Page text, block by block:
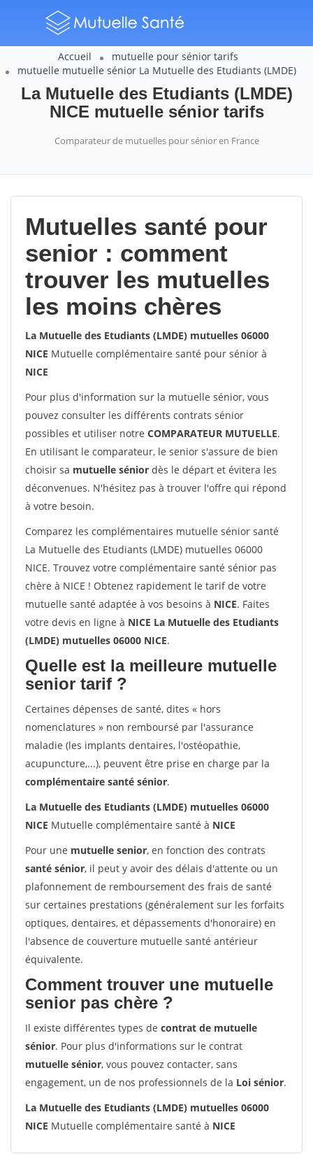
Accueil
mutuelle pour sénior tarifs
mutuelle mutuelle sénior La Mutuelle des Etudiants (LMDE)
La Mutuelle des Etudiants (LMDE)
NICE mutuelle sénior tarifs
Comparateur de mutuelles pour sénior en France
Mutuelles santé pour
senior : comment
trouver les mutuelles
les moins chères
La Mutuelle des Etudiants (LMDE) mutuelles 06000
NICE Mutuelle complémentaire santé pour sénior à
NICE
Pour plus d'information sur la mutuelle sénior, vous
pouvez consulter les différents contrats sénior
possibles et utiliser notre COMPARATEUR MUTUELLE.
En utilisant le comparateur, le senior s'assure de bien
choisir sa mutuelle sénior dès le départ et évitera les
déconvenues. N'hésitez pas à trouver l'offre qui répond
à votre besoin.
Comparez les complémentaires mutuelle sénior santé
La Mutuelle des Etudiants (LMDE) mutuelles 06000
NICE. Trouvez votre complémentaire santé sénior pas
chère à NICE ! Obtenez rapidement le tarif de votre
mutuelle santé adaptée à vos besoins à NICE. Faites
votre devis en ligne à NICE La Mutuelle des Etudiants
(LMDE) mutuelles 06000 NICE.
Quelle est la meilleure mutuelle
senior tarif ?
Certaines dépenses de santé, dites « hors
nomenclatures » non remboursé par l'assurance
maladie (les implants dentaires, l'ostéopathie,
acupuncture,...), peuvent être prise en charge par la
complémentaire santé sénior.
La Mutuelle des Etudiants (LMDE) mutuelles 06000
NICE Mutuelle complémentaire santé à NICE
Pour une mutuelle senior, en fonction des contrats
santé sénior, il peut y avoir des délais d'attente ou un
plafonnement de remboursement des frais de santé
sur certaines prestations (généralement sur les forfaits
optiques, dentaires, et dépassements d'honoraire) en
l'absence de couverture mutuelle santé antérieur
équivalente.
Comment trouver une mutuelle
senior pas chère ?
Il existe différentes types de contrat de mutuelle
sénior. Pour plus d'informations sur le contrat
mutuelle sénior, vous pouvez contacter, sans
engagement, un de nos professionnels de la Loi sénior.
La Mutuelle des Etudiants (LMDE) mutuelles 06000
NICE Mutuelle complémentaire santé à NICE